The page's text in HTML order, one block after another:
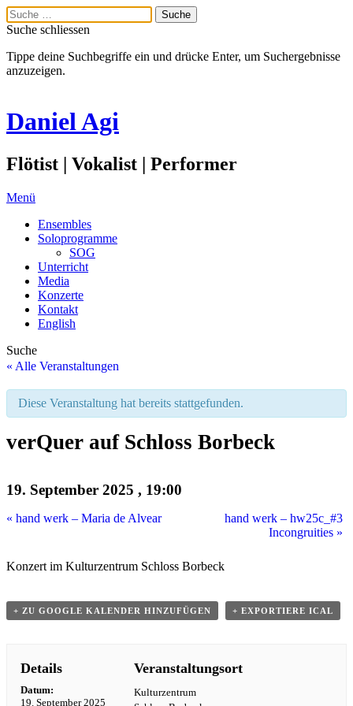
Suche schliessen
Tippe deine Suchbegriffe ein und drücke Enter, um Suchergebnisse
anzuzeigen.
Daniel Agi
Flötist | Vokalist | Performer
Menü
Ensembles
Soloprogramme
SOG
Unterricht
Media
Konzerte
Kontakt
English
Suche
« Alle Veranstaltungen
Diese Veranstaltung hat bereits stattgefunden.
verQuer auf Schloss Borbeck
19. September 2025 , 19:00
« hand werk – Maria de Alvear
hand werk – hw25c_#3
Incongruities »
Konzert im Kulturzentrum Schloss Borbeck
+ ZU GOOGLE KALENDER HINZUFÜGEN + EXPORTIERE ICAL
Details
Datum:
19. September 2025
Veranstaltungsort
Kulturzentrum